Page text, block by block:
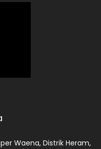
Waena, Distrik Heram,